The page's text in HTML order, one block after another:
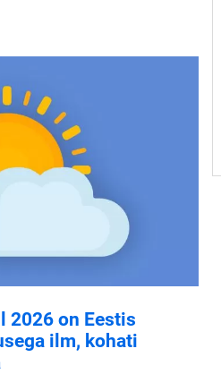
2026 on Eestis
ilm, kohati